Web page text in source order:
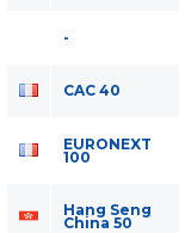
-
CAC 40
EURONEXT
100
Hang Seng
China 50